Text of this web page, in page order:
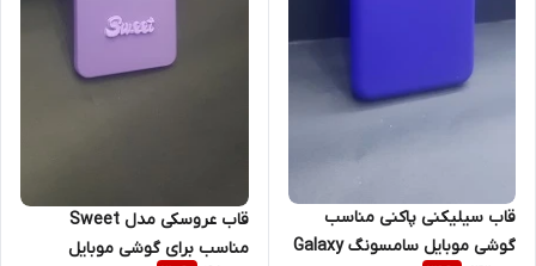
قاب سیلیکنی پاکنی مناسب
گوشی موبایل سامسونگ Galaxy
قاب عروسکی مدل Sweet
مناسب برای گوشی موبایل